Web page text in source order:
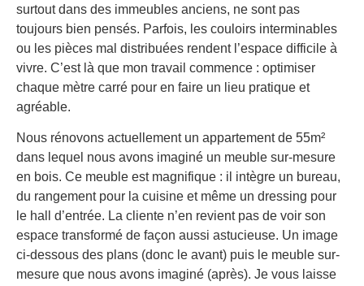
surtout dans des immeubles anciens, ne sont pas
toujours bien pensés. Parfois, les couloirs interminables
ou les pièces mal distribuées rendent l’espace difficile à
vivre. C’est là que mon travail commence : optimiser
chaque mètre carré pour en faire un lieu pratique et
agréable.
Nous rénovons actuellement un appartement de 55m²
dans lequel nous avons imaginé un meuble sur-mesure
en bois. Ce meuble est magnifique : il intègre un bureau,
du rangement pour la cuisine et même un dressing pour
le hall d’entrée. La cliente n’en revient pas de voir son
espace transformé de façon aussi astucieuse. Un image
ci-dessous des plans (donc le avant) puis le meuble sur-
mesure que nous avons imaginé (après). Je vous laisse